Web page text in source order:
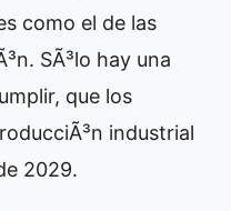
como el de las
SÃ³lo hay una
que los
industrial
2029.